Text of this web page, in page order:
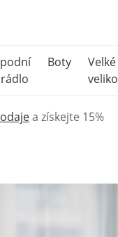
Boty
Velké
a získejte 15%